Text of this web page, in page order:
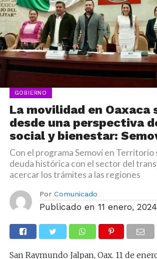
GOBIERNO
La movilidad en Oaxaca
desde una perspectiva
social y bienestar:
Con el programa Semovi en Territorio
deuda histórica con el sector del
acercar los trámites a las regiones
Por Comunicado
Publicado en 11 enero, 2024
San Raymundo Jalpan, Oax. 11 de